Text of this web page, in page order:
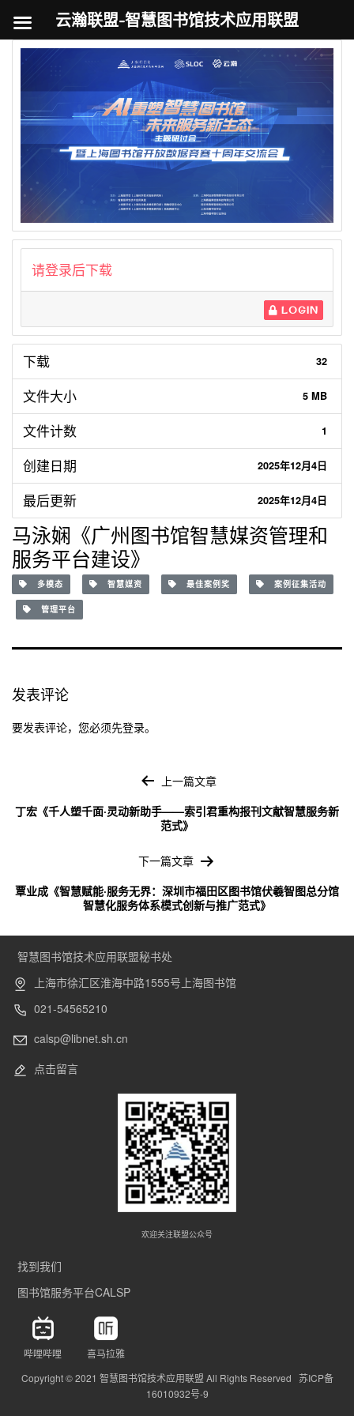
请登录后下载
LOGIN
下载 32
文件大小 5 MB
文件计数 1
创建日期 2025年12月4日
最后更新 2025年12月4日
马泳娴《广州图书馆智慧媒资管理和
服务平台建设》
多模态 智慧媒资 最佳案例奖 案例征集活动
管理平台
发表评论
要发表评论，您必须先登录。
导
航
上一篇文章
丁宏《千人塑千面·灵动新助手——索引君重构报刊文献智慧服务新
范式》
下一篇文章
覃业成《智慧赋能·服务无界：深圳市福田区图书馆伏羲智图总分馆
智慧化服务体系模式创新与推广范式》
智慧图书馆技术应用联盟秘书处
上海市徐汇区淮海中路1555号上海图书馆
021-54565210
calsp@libnet.sh.cn
点击留言
欢迎关注联盟公众号
找到我们
图书馆服务平台CALSP
哔哩哔哩
喜马拉雅
Copyright © 2021 智慧图书馆技术应用联盟 All Rights Reserved 苏ICP备
16010932号-9
云瀚联盟-智慧图书馆技术应用联盟